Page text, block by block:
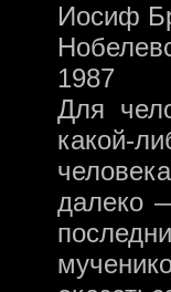
Иосиф
1987
Для
какой-
далеко